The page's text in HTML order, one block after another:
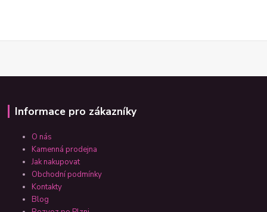
Informace pro zákazníky
O nás
Kamenná prodejna
Jak nakupovat
Obchodní podmínky
Kontakty
Blog